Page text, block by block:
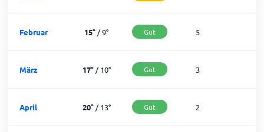
Februar 15° /9° Gut 5
März 17°/10° Gut 3
April 20°/13° Gut 2